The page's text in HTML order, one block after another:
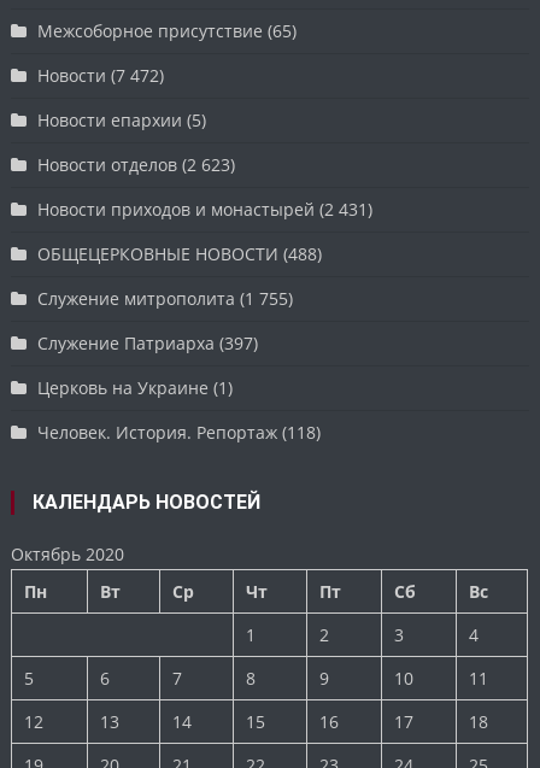
Межсоборное присутствие (65)
Новости (7 472)
Новости епархии (5)
Новости отделов (2 623)
Новости приходов и монастырей (2 431)
ОБЩЕЦЕРКОВНЫЕ НОВОСТИ (488)
Служение митрополита (1 755)
Служение Патриарха (397)
Церковь на Украине (1)
Человек. История. Репортаж (118)
КАЛЕНДАРЬ НОВОСТЕЙ
Октябрь 2020
Пн
Вт Ср Чт Пт Сб
Вс
1
2 3
4
5
6 7 8 9 10
11
12
13 14 15 16 17
18